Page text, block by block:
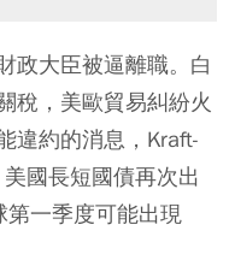
政大臣被逼離職。白
稅，美歐貿易糾紛火
違約的消息，Kraft-
國長短國債再次出
第一季度可能出現